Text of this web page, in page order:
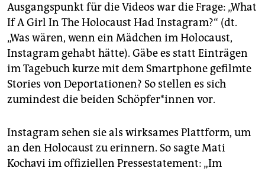
Ausgangspunkt für die Videos war die Frage: „What
If A Girl In The Holocaust Had Instagram?“ (dt.
„Was wären, wenn ein Mädchen im Holocaust,
Instagram gehabt hätte). Gäbe es statt Einträgen
im Tagebuch kurze mit dem Smartphone gefilmte
Stories von Deportationen? So stellen es sich
zumindest die beiden Schöpfer*innen vor.
Instagram sehen sie als wirksames Plattform, um
an den Holocaust zu erinnern. So sagte Mati
Kochavi im offiziellen Pressestatement: „Im